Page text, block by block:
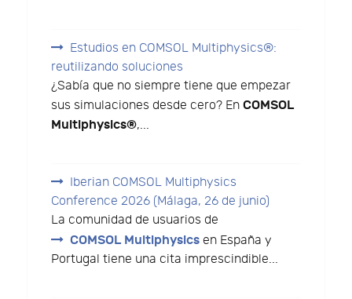
Estudios en COMSOL Multiphysics®:
reutilizando soluciones
¿Sabía que no siempre tiene que empezar
sus simulaciones desde cero? En COMSOL
Multiphysics®,...
Iberian COMSOL Multiphysics
Conference 2026 (Málaga, 26 de junio)
La comunidad de usuarios de
COMSOL Multiphysics en España y
Portugal tiene una cita imprescindible...